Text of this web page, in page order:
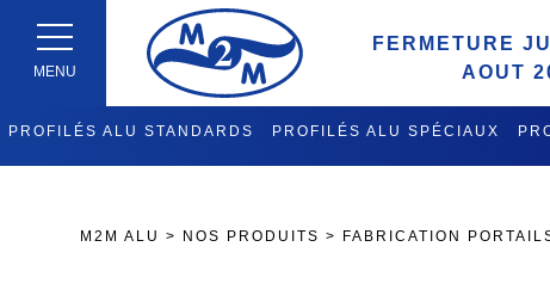
MENU
FERMETURE
AOUT
PROFILÉS ALU STANDARDS PROFILÉS ALU SPÉCIAUX
M2M ALU > NOS PRODUITS > FABRICATION